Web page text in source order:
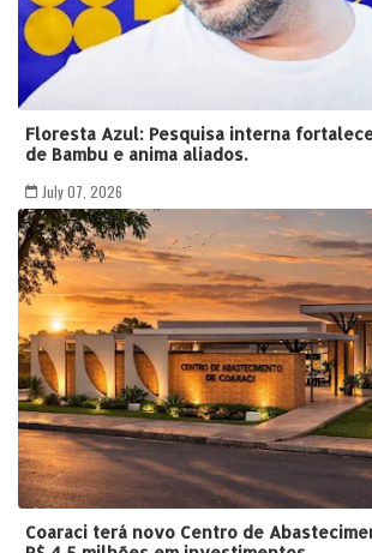
Floresta Azul: Pesquisa interna
de Bambu e anima aliados.
July 07, 2026
Coaraci terá novo Centro de